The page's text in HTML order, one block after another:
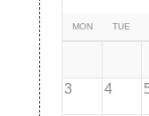
MON TUE
3 4